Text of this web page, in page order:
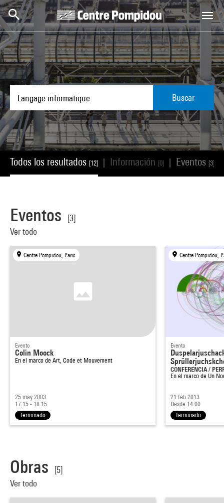
Skip to main content
Centre Pompidou
Buscar
Todos los resultados [12] Información [0] Eventos [3]
Eventos
[3]
Ver todo
Centre Pompidou, Paris
Evento
Colin Moock
En el marco de Art, Code et Mouvement
25 may 2003
17:15 - 18:15
Terminado
Centre Pompidou,
Evento
CONFERENCIA /
En el marco de Un
21 feb 2013
Desde 14:00
Terminado
Obras
[5]
Ver todo